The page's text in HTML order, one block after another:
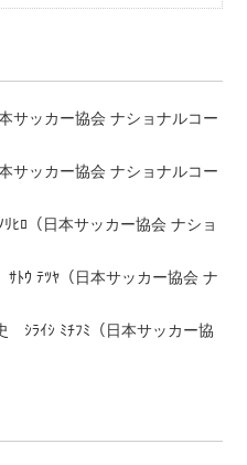
ッカー協会 ナショナルコー
ッカー協会 ナショナルコー
ﾛ（日本サッカー協会 ナショ
ｳ ﾃﾂﾔ（日本サッカー協会 ナ
ｼﾗｲｼ ﾐﾁﾌﾐ（日本サッカー協